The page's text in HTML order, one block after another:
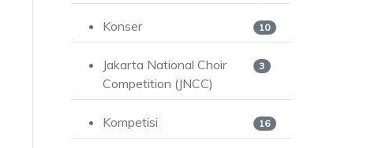
Konser 10
Jakarta National Choir
Competition (JNCC)
3
Kompetisi 16